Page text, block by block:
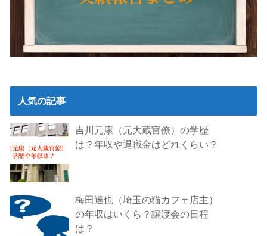
人気の記事
吉川元康（元大蔵官僚）の学歴
は？年収や退職金はどれくらい？
梅田達也（埼玉の猫カフェ店主）
の年収はいくら？譲渡会の日程
は？